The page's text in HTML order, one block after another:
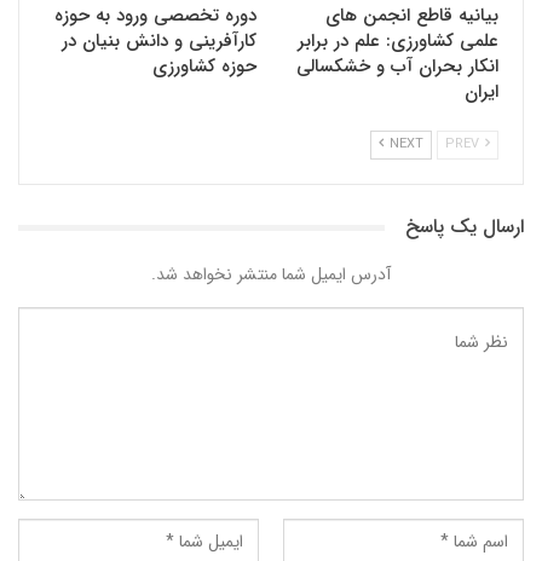
بیانیه قاطع انجمن های
علمی کشاورزی: علم در برابر
انکار بحران آب و خشکسالی
ایران
دوره تخصصی ورود به حوزه
کارآفرینی و دانش بنیان در
حوزه کشاورزی
NEXT
ارسال یک پاسخ
آدرس ایمیل شما منتشر نخواهد شد.